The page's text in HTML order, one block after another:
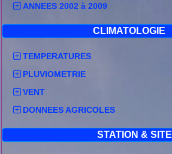
ANNEES 2002 à 2009
CLIMATOLOGIE
TEMPERATURES
PLUVIOMETRIE
VENT
DONNEES AGRICOLES
STATION & SITE